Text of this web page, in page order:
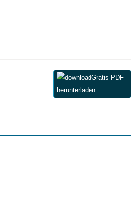
Gratis-PDF
herunterladen